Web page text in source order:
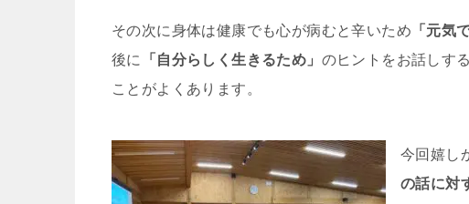
その次に身体は健康でも心が病むと辛いため 「元気
後に
「自分らしく生きるため」 のヒントをお話しす
ことがよくあります。
今回嬉し
の話に対